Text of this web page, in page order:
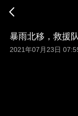
暴雨北移，救援
2021年07月23日